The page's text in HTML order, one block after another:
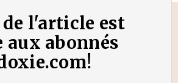
l'article est
aux abonnés